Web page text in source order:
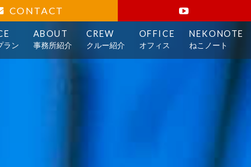
CONTACT
ラン
ABOUT
事務所紹介
CREW
クルー紹介
OFFICE
オフィス
NEKONOTE
ねこノート